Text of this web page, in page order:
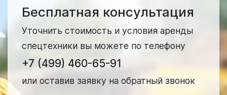
Бесплатная консультация
Уточнить стоимость и условия аренды
спецтехники вы можете по телефону
+7 (499) 460-65-91
или оставив заявку на обратный звонок